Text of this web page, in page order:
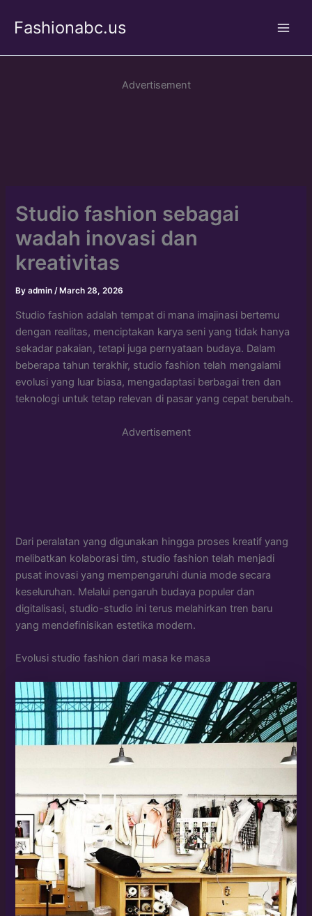
Fashionabc.us
Advertisement
Studio fashion sebagai
wadah inovasi dan
kreativitas
Byadmin /March 28, 2026
Studio fashion adalah tempat di mana imajinasi bertemu
dengan realitas, menciptakan karya seni yang tidak hanya
sekadar pakaian, tetapi juga pernyataan budaya. Dalam
beberapa tahun terakhir, studio fashion telah mengalami
evolusi yang luar biasa, mengadaptasi berbagai tren dan
teknologi untuk tetap relevan di pasar yang cepat berubah.
Advertisement
Dari peralatan yang digunakan hingga proses kreatif yang
melibatkan kolaborasi tim, studio fashion telah menjadi
pusat inovasi yang mempengaruhi dunia mode secara
keseluruhan. Melalui pengaruh budaya populer dan
digitalisasi, studio-studio ini terus melahirkan tren baru
yang mendefinisikan estetika modern.
Evolusi studio fashion dari masa ke masa